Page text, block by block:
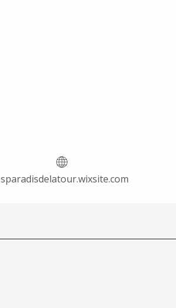
sparadisdelatour.wixsite.com